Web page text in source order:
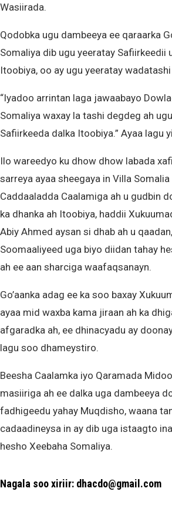
Wasiirada.
Qodobka ugu dambeeya ee qaraarka
Somaliya dib ugu yeeratay Safiirkeedii
Itoobiya, oo ay ugu yeeratay
“Iyadoo arrintan laga jawaabayo
Somaliya waxay la tashi degdeg ah
Safiirkeeda dalka Itoobiya.” Ayaa lagu
Ilo wareedyo ku dhow dhow labada
sarreya ayaa sheegaya in Villa
Caddaaladda Caalamiga ah u gudbin
ka dhanka ah Itoobiya, haddii
Abiy Ahmed aysan si dhab ah u
Soomaaliyeed uga biyo diidan tahay
ah ee aan sharciga waafaqsanayn.
Go’aanka adag ee ka soo baxay
ayaa mid waxba kama jiraan ah ka
afgaradka ah, ee dhinacyadu ay
lagu soo dhameystiro.
Beesha Caalamka iyo Qaramada
masiiriga ah ee dalka uga dambeeya
fadhigeedu yahay Muqdisho, waana
cadaadineysa in ay dib uga istaagto
hesho Xeebaha Somaliya.
Nagala soo xiriir: dhacdo@gmail.com